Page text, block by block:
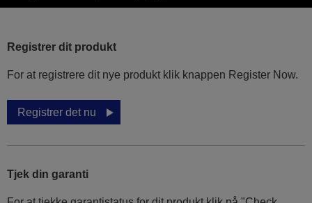
Registrer dit produkt
For at registrere dit nye produkt klik knappen Register Now.
Registrer det nu
Tjek din garanti